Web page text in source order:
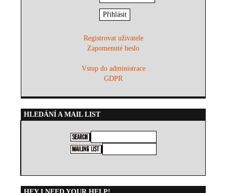
Registrovat uživatele
Zapomenuté heslo
Vstup do administrace
GDPR
HLEDÁNÍ A MAIL LIST